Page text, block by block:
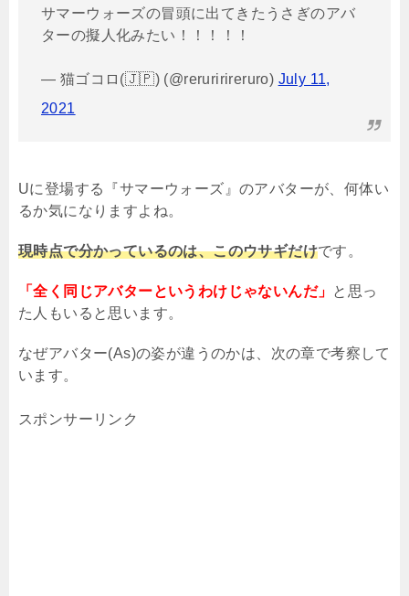
サマーウォーズの冒頭に出てきたうさぎのアバ
ターの擬人化みたい！！！！！
— 猫ゴコロ(🇯🇵) (@reruririreruro) July 11,
2021
Uに登場する『サマーウォーズ』のアバターが、何体い
るか気になりますよね。
現時点で分かっているのは、このウサギだけです。
「全く同じアバターというわけじゃないんだ」 と思っ
た人もいると思います。
なぜアバター(As)の姿が違うのかは、次の章で考察して
います。
スポンサーリンク